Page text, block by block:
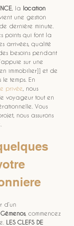
, la location
une gestion
dernière minute.
points qui font la
arrivées, qualité
besoins pendant
sur une
immobilier]] et de
temps. En
privée , nous
voyageur tout en
Vous
nous assurons
d’un
, commencez
LES CLEFS DE